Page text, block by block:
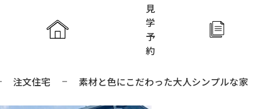
見
学
予
約
注文住宅 素材と色にこだわった大人シンプルな家